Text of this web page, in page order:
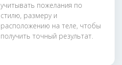
учитывать пожелания по
стилю, размеру и
расположению на теле, чтобы
получить точный результат.